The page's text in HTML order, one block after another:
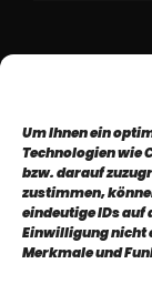
Um Ihnen ein
Technologien wie
bzw. darauf
zustimmen,
eindeutige IDs auf
Einwilligung nicht
Merkmale und
Impressum